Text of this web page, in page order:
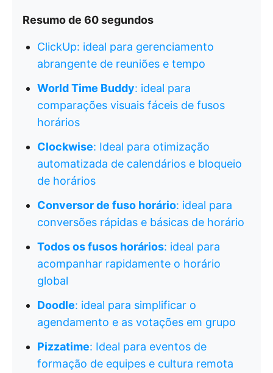
Resumo de 60 segundos
ClickUp: ideal para gerenciamento
abrangente de reuniões e tempo
World Time Buddy: ideal para
comparações visuais fáceis de fusos
horários
Clockwise: Ideal para otimização
automatizada de calendários e bloqueio
de horários
Conversor de fuso horário: ideal para
conversões rápidas e básicas de horário
Todos os fusos horários: ideal para
acompanhar rapidamente o horário
global
Doodle: ideal para simplificar o
agendamento e as votações em grupo
Pizzatime: Ideal para eventos de
formação de equipes e cultura remota